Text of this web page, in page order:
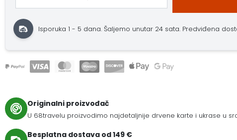
Isporuka 1 - 5 dana.Šaljemo unutar 24 sata. Predviđena
Originalni proizvođač
U 68travelu proizvodimo najdetaljnije drvene karte i ukrase u
Besplatna dostava od 149 €